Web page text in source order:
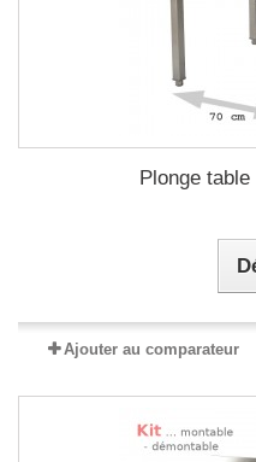
Plonge
Ajouter au comparateur